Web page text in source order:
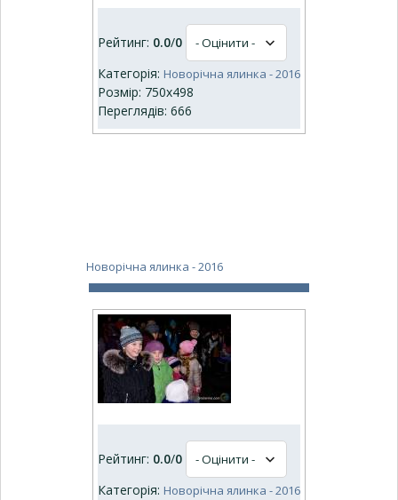
Рейтинг: 0.0/0
Категорія: Новорічна ялинка - 2016
Розмір: 750x498
Переглядів: 666
Новорічна ялинка - 2016
Рейтинг: 0.0/0
Категорія: Новорічна ялинка - 2016